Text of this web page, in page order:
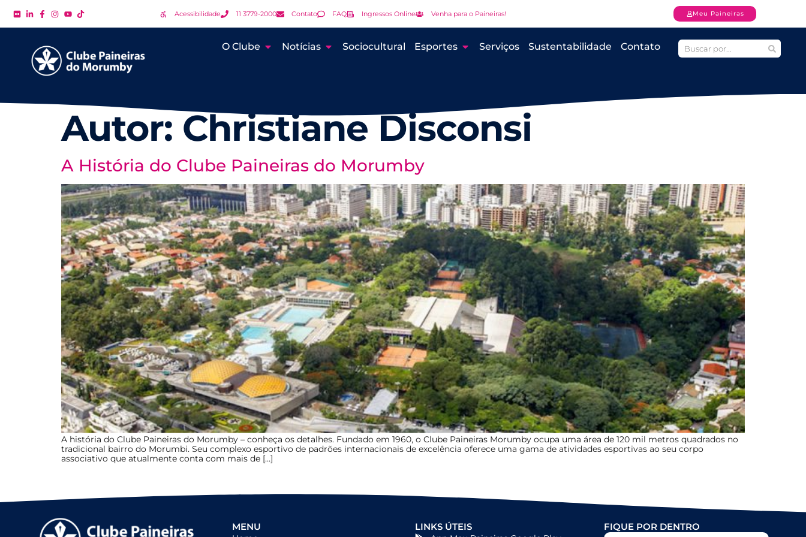
Acessibilidade 11 3779-2000 Contato FAQ Ingressos Online Venha para o Paineiras! Meu Paineiras
O Clube Notícias Sociocultural Esportes Serviços Sustentabilidade Contato
Autor: Christiane Disconsi
A História do Clube Paineiras do Morumby
A história do Clube Paineiras do Morumby – conheça os detalhes. Fundado em 1960, o Clube Paineiras Morumby ocupa uma área de 120 mil metros quadrados no
tradicional bairro do Morumbi. Seu complexo esportivo de padrões internacionais de excelência oferece uma gama de atividades esportivas ao seu corpo
associativo que atualmente conta com mais de […]
MENU LINKS ÚTEIS FIQUE POR DENTRO